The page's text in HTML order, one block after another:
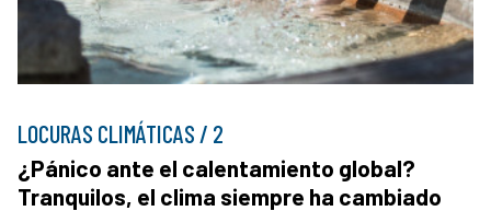
LOCURAS CLIMÁTICAS / 2
¿Pánico ante el calentamiento global?
Tranquilos, el clima siempre ha cambiado